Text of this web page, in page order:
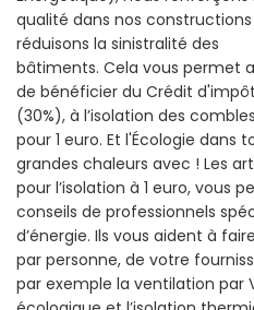
qualité dans nos
réduisons la sinistralité des
bâtiments. Cela vous permet
de bénéficier du Crédit d'impôt
(30%), à l’isolation des combles
pour 1 euro. Et l'Écologie dans
grandes chaleurs avec ! Les
pour l’isolation à 1 euro, vous
conseils de professionnels
d’énergie. Ils vous aident à
par personne, de votre
par exemple la ventilation par